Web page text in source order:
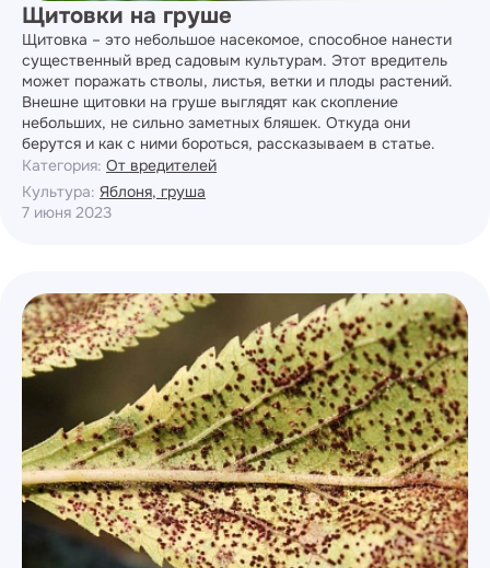
Щитовки на груше
Щитовка – это небольшое насекомое, способное нанести
существенный вред садовым культурам. Этот вредитель
может поражать стволы, листья, ветки и плоды растений.
Внешне щитовки на груше выглядят как скопление
небольших, не сильно заметных бляшек. Откуда они
берутся и как с ними бороться, рассказываем в статье.
Категория: От вредителей
Культура: Яблоня, груша
7 июня 2023